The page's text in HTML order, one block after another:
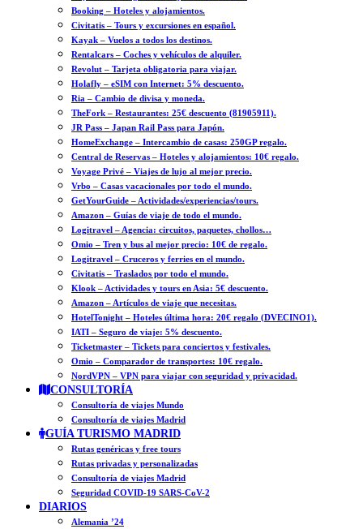
Booking – Hoteles y alojamientos.
Civitatis – Tours y excursiones en español.
Kayak – Vuelos a todos los destinos.
Rentalcars – Coches y vehículos de alquiler.
Revolut – Tarjeta obligatoria para viajar.
Holafly – eSIM con Internet: 5% descuento.
Ria – Cambio de divisa y moneda.
TheFork – Restaurantes: 25€ descuento (81905911).
JR Pass – Japan Rail Pass para Japón.
HomeExchange – Intercambio de casas: 250GP regalo.
Central de Reservas – Hoteles y alojamientos: 10€ regalo.
Voyage Privé – Viajes de lujo al mejor precio.
Vrbo – Casas vacacionales por todo el mundo.
GetYourGuide – Actividades/experiencias/tours.
Amazon – Guías de viaje de todo el mundo.
Logitravel – Agencia: circuitos, paquetes, chollos…
Omio – Tren y bus al mejor precio: 10€ de regalo.
Logitravel – Cruceros y ferries en el mundo.
Civitatis – Traslados por todo el mundo.
Klook – Actividades y tours en Asia: 5€ descuento.
Amazon – Artículos de viaje que necesitas.
HotelTonight – Hoteles última hora: 20€ regalo (DVECINO1).
IATI – Seguro de viaje: 5% descuento.
Ticketmaster – Tickets para conciertos y festivales.
Omio – Comparador de transportes: 10€ regalo.
NordVPN – VPN para viajar con seguridad y privacidad.
CONSULTORÍA
Consultoría de viajes Mundo
Consultoría de viajes Madrid
GUÍA TURISMO MADRID
Rutas genéricas y free tours
Rutas privadas y personalizadas
Consultoría de viajes Madrid
Seguridad COVID-19 SARS-CoV-2
DIARIOS
Alemania ’24